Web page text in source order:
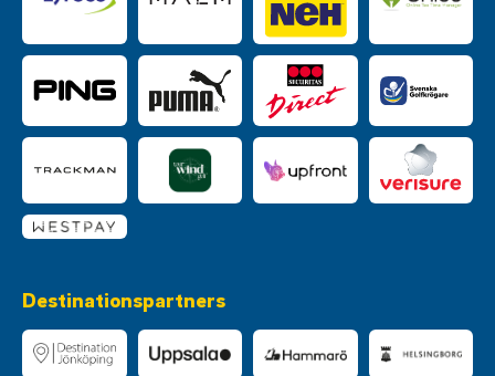
Destinationspartners